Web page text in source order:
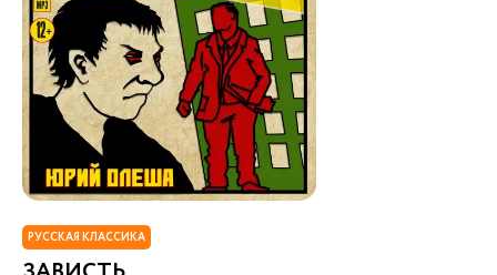
РУССКАЯ КЛАССИКА